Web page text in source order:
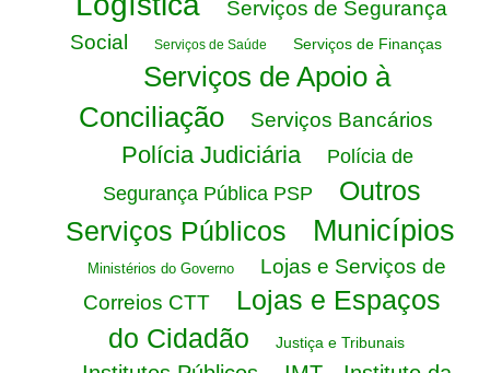
Serviços de Segurança
Social
Serviços de Saúde Serviços de Finanças
Serviços de Apoio à
Conciliação
Serviços Bancários
Polícia Judiciária
Polícia de
Segurança Pública PSP
Outros
Serviços Públicos
Municípios
Ministérios do Governo
Lojas e Serviços de
Correios CTT
Lojas e Espaços
do Cidadão
Justiça e Tribunais